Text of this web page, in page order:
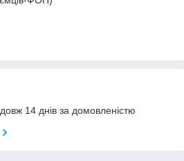
14 днів за домовленістю